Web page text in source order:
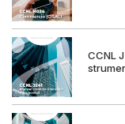
era:
CCNL